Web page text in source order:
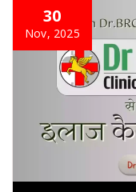
30
Nov, 2025